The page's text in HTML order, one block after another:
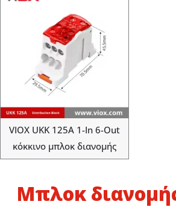
VIOX UKK 125A 1-In 6-Out
κόκκινο μπλοκ διανομής
Μπλοκ